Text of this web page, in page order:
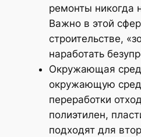
ремонты никогда
Важно в этой
строительстве,
наработать
Окружающая
окружающую
переработки
полиэтилен,
подходят для